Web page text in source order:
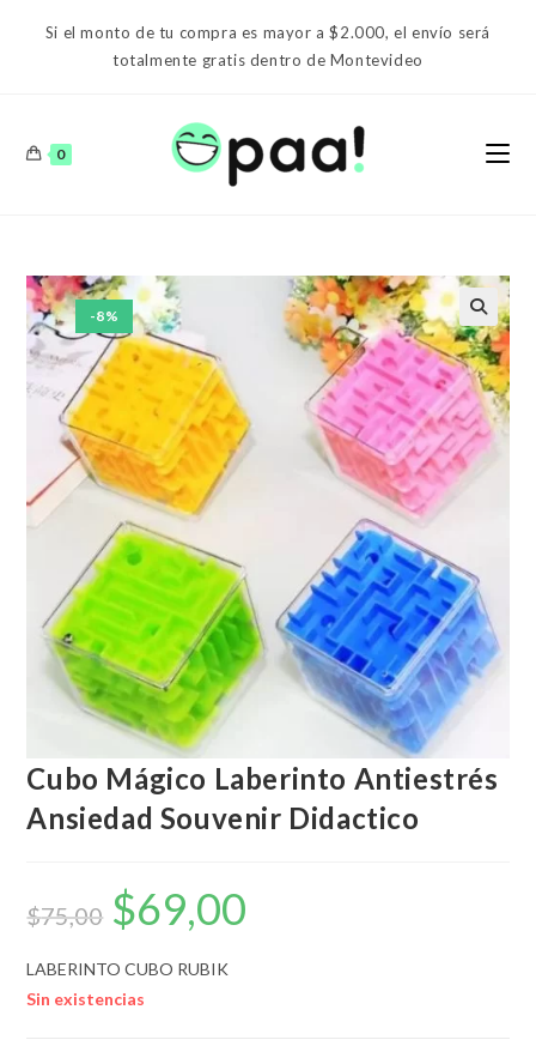
Si el monto de tu compra es mayor a $2.000, el envío será
totalmente gratis dentro de Montevideo
0
-8%
Cubo Mágico Laberinto Antiestrés
Ansiedad Souvenir Didactico
$75,00
El
precio
original
$75,00.
$69,00
LABERINTO CUBO RUBIK
Sin existencias